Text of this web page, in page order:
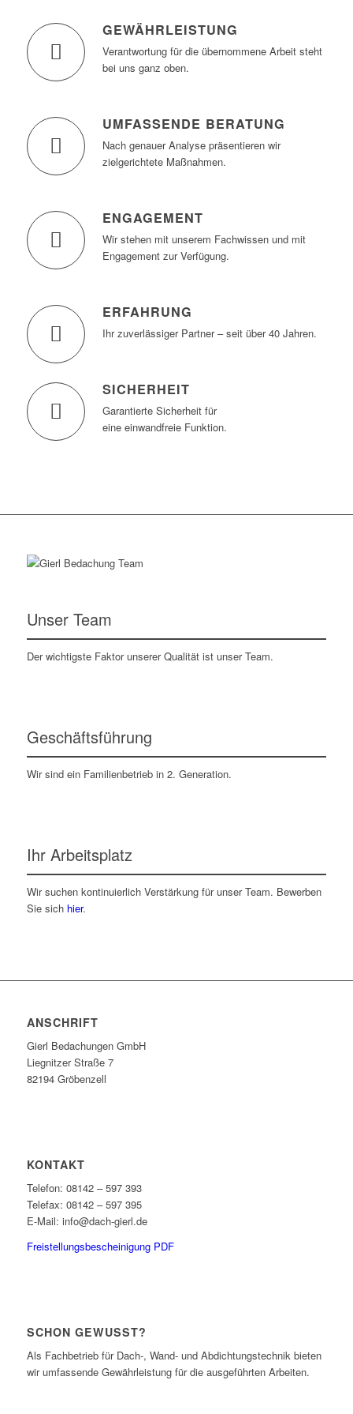
GEWÄHRLEISTUNG
Verantwortung für die übernommene Arbeit steht
bei uns ganz oben.
UMFASSENDE BERATUNG
Nach genauer Analyse präsentieren wir
zielgerichtete Maßnahmen.
ENGAGEMENT
Wir stehen mit unserem Fachwissen und mit
Engagement zur Verfügung.
ERFAHRUNG
Ihr zuverlässiger Partner – seit über 40 Jahren.
SICHERHEIT
Garantierte Sicherheit für
eine einwandfreie Funktion.
Unser Team
Der wichtigste Faktor unserer Qualität ist unser Team.
Geschäftsführung
Wir sind ein Familienbetrieb in 2. Generation.
Ihr Arbeitsplatz
Wir suchen kontinuierlich Verstärkung für unser Team. Bewerben
Sie sich hier.
ANSCHRIFT
Gierl Bedachungen GmbH
Liegnitzer Straße 7
82194 Gröbenzell
KONTAKT
Telefon: 08142 – 597 393
Telefax: 08142 – 597 395
E-Mail: info@dach-gierl.de
Freistellungsbescheinigung PDF
SCHON GEWUSST?
Als Fachbetrieb für Dach-, Wand- und Abdichtungstechnik bieten
wir umfassende Gewährleistung für die ausgeführten Arbeiten.